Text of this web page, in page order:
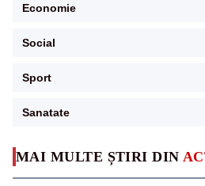
MAI MULTE ȘTIRI DIN
Economie
Social
Sport
Sanatate